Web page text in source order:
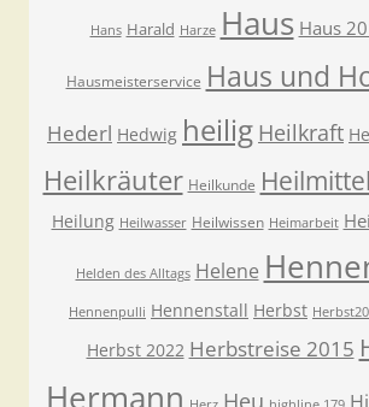
Hans Harald Harze Haus Haus
Hausmeisterservice Haus und
Hederl Hedwig heilig Heilkraft
Heilkräuter Heilkunde Heilmittel
Heilung Heilwasser Heilwissen Heimarbeit
Helden des Alltags Helene
Hennenpulli Hennenstall Herbst
Herbst 2022 Herbstreise 2015
Hermann